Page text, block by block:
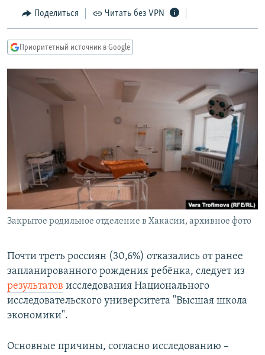
Вернутся
КУЛЬТУРА
КАВКАЗ.РЕАЛИИ
СЕВЕР.РЕАЛИИ
СИБИРЬ.РЕАЛИИ
РАСПИСАНИЕ ВЕЩАНИЯ
ПОДПИШИТЕСЬ НА РАССЫЛКУ
СОЦИАЛЬНЫЕ СЕТИ
Все сайты РСЕ/РС
Поделиться Читать без VPN
Приоритетный источник в Google
Закрытое родильное отделение в Хакасии, архивное фото
Почти треть россиян (30,6%) отказались от ранее
запланированного рождения ребёнка, следует из
результатов исследования Национального
исследовательского университета "Высшая школа
экономики".
Основные причины, согласно исследованию –